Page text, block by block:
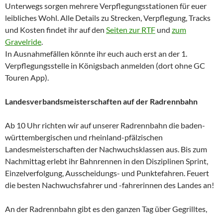
Unterwegs sorgen mehrere Verpflegungsstationen für euer
leibliches Wohl. Alle Details zu Strecken, Verpflegung, Tracks
und Kosten findet ihr auf den Seiten zur RTF und zum
Gravelride.
In Ausnahmefällen könnte ihr euch auch erst an der 1.
Verpflegungsstelle in Königsbach anmelden (dort ohne GC
Touren App).
Landesverbandsmeisterschaften auf der Radrennbahn
Ab 10 Uhr richten wir auf unserer Radrennbahn die baden-
württembergischen und rheinland-pfälzischen
Landesmeisterschaften der Nachwuchsklassen aus. Bis zum
Nachmittag erlebt ihr Bahnrennen in den Disziplinen Sprint,
Einzelverfolgung, Ausscheidungs- und Punktefahren. Feuert
die besten Nachwuchsfahrer und -fahrerinnen des Landes an!
An der Radrennbahn gibt es den ganzen Tag über Gegrilltes,